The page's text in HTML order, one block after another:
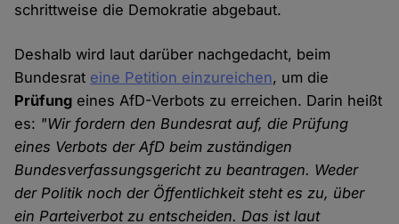
schrittweise die Demokratie abgebaut.
Deshalb wird laut darüber nachgedacht, beim
Bundesrat eine Petition einzureichen, um die
Prüfung eines AfD-Verbots zu erreichen. Darin heißt
es: "Wir fordern den Bundesrat auf, die Prüfung
eines Verbots der AfD beim zuständigen
Bundesverfassungsgericht zu beantragen. Weder
der Politik noch der Öffentlichkeit steht es zu, über
ein Parteiverbot zu entscheiden. Das ist laut